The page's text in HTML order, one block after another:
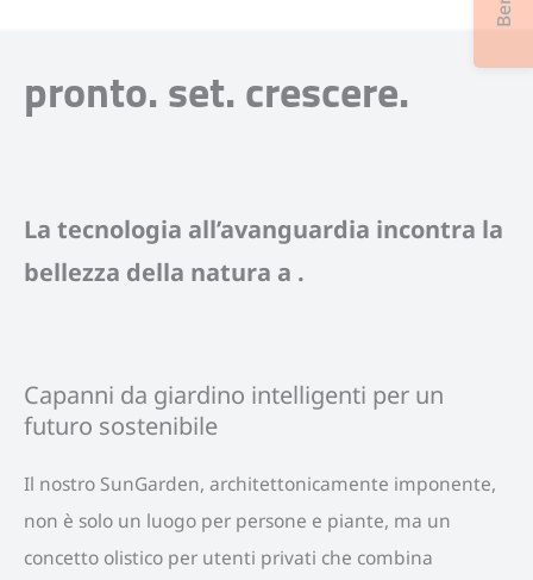
pronto. set. crescere.
La tecnologia all’avanguardia incontra la
bellezza della natura a .
Capanni da giardino intelligenti per un
futuro sostenibile
Il nostro SunGarden, architettonicamente imponente,
non è solo un luogo per persone e piante, ma un
concetto olistico per utenti privati che combina